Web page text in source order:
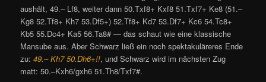
aushält, 49.– Lf8, weiter dann 50.Txf8+ Kxf8 51.Txf7+ Ke8 (51.–
Kg8 52.Tf8+ Kh7 53.Df5+) 52.Tf8+ Kd7 53.Df7+ Kc6 54.Tc8+
Kb5 55.Dc4+ Ka5 56.Ta8# — das schaut wie eine klassische
Mansube aus. Aber Schwarz ließ ein noch spektakuläreres Ende
zu:49.– Kh7 50.Dh6+!!, und Schwarz wird im nächsten Zug
matt: 50.–Kxh6/gxh6 51.Th8/Txf7#.